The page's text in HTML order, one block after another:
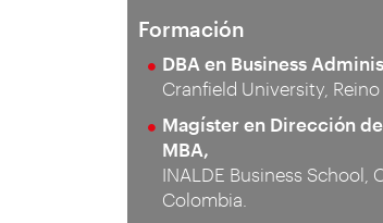
Formación
DBA en Business
Cranfield University,
Magíster en Dirección
MBA,
INALDE Business School,
Colombia.